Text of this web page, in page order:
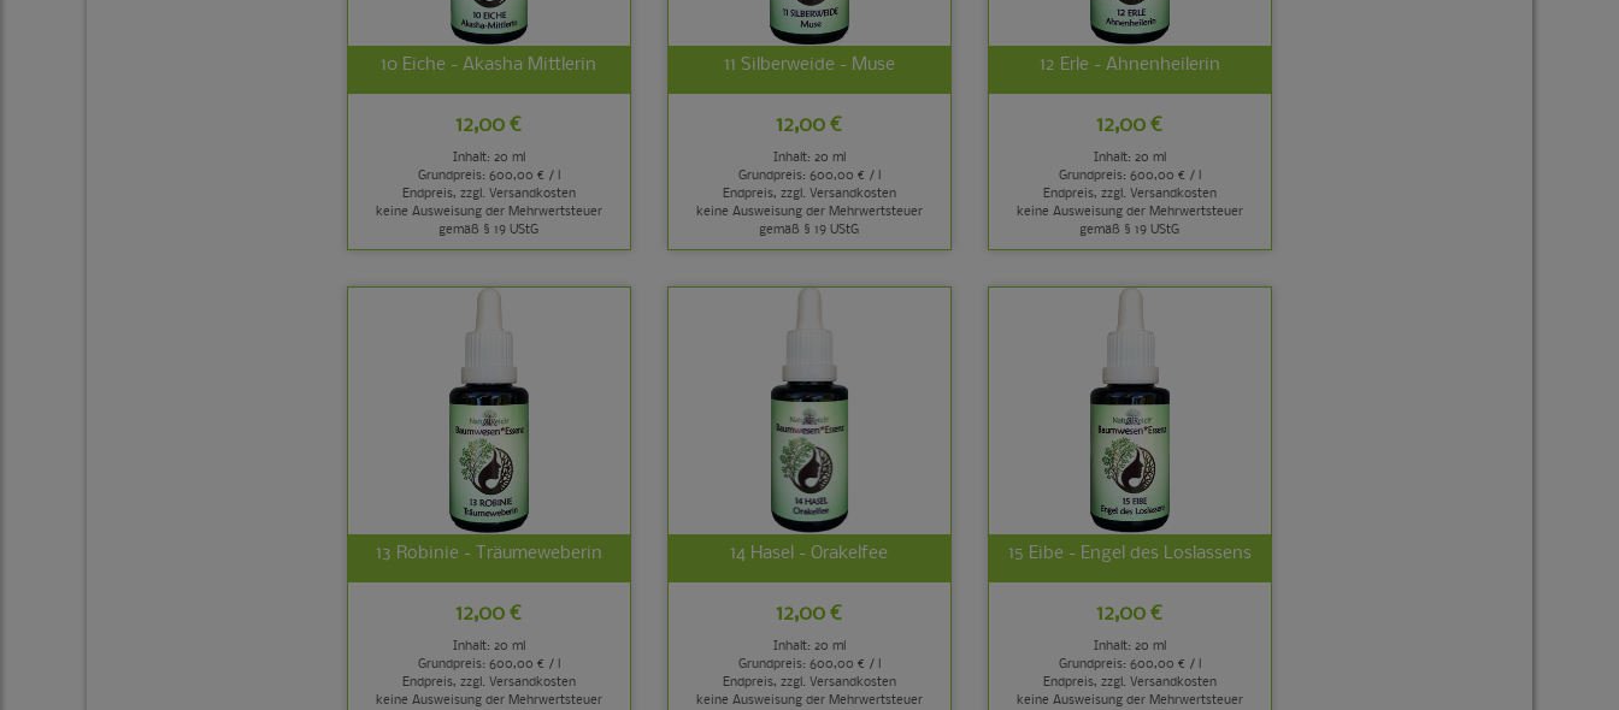
10 Eiche - Akasha Mittlerin
12,00 €
Inhalt: 20 ml
Grundpreis: 600,00 € / l
Endpreis, zzgl. Versandkosten
keine Ausweisung der Mehrwertsteuer
gemäß § 19 UStG
11 Silberweide - Muse
12,00 €
Inhalt: 20 ml
Grundpreis: 600,00 € / l
Endpreis, zzgl. Versandkosten
keine Ausweisung der Mehrwertsteuer
gemäß § 19 UStG
12 Erle - Ahnenheilerin
12,00 €
Inhalt: 20 ml
Grundpreis: 600,00 € / l
Endpreis, zzgl. Versandkosten
keine Ausweisung der Mehrwertsteuer
gemäß § 19 UStG
13 Robinie - Träumeweberin
12,00 €
Inhalt: 20 ml
Grundpreis: 600,00 € / l
Endpreis, zzgl. Versandkosten
keine Ausweisung der Mehrwertsteuer
14 Hasel - Orakelfee
12,00 €
Inhalt: 20 ml
Grundpreis: 600,00 € / l
Endpreis, zzgl. Versandkosten
keine Ausweisung der Mehrwertsteuer
15 Eibe - Engel des Loslassens
12,00 €
Inhalt: 20 ml
Grundpreis: 600,00 € / l
Endpreis, zzgl. Versandkosten
keine Ausweisung der Mehrwertsteuer